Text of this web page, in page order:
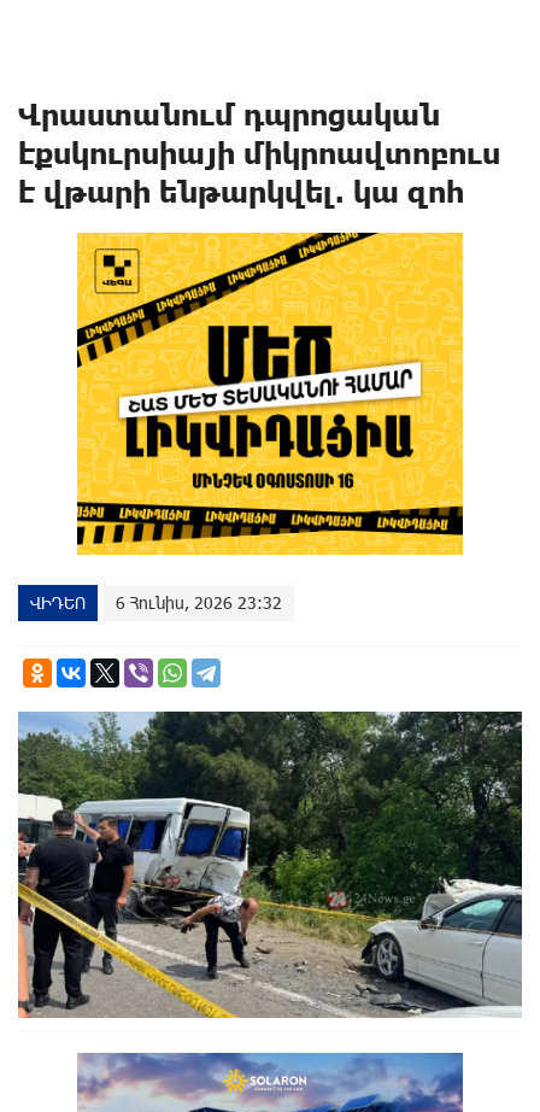
Վրաստանում դպրոցական
էքսկուրսիայի միկրոավտոբուս
է վթարի ենթարկվել. կա զոհ
ՎԻԴԵՈ 6 Հունիս, 2026 23:32